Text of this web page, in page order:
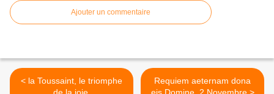
Ajouter un commentaire
< la Toussaint, le triomphe
Requiem aeternam dona